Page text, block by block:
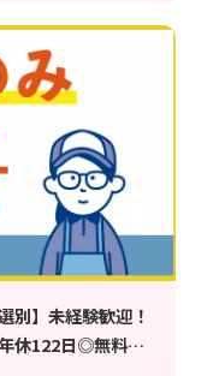
別】未経験歓迎！
休122日◎無料送